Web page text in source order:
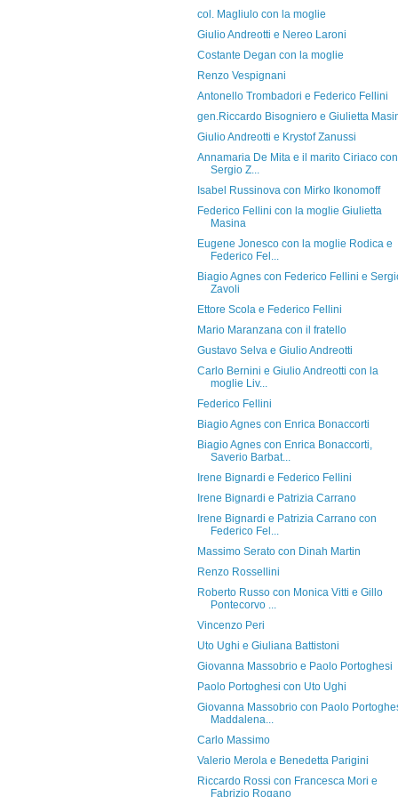
col. Magliulo con la moglie
Giulio Andreotti e Nereo Laroni
Costante Degan con la moglie
Renzo Vespignani
Antonello Trombadori e Federico Fellini
gen.Riccardo Bisogniero e Giulietta
Giulio Andreotti e Krystof Zanussi
Annamaria De Mita e il marito Ciriaco con
Sergio Z...
Isabel Russinova con Mirko Ikonomoff
Federico Fellini con la moglie Giulietta
Masina
Eugene Jonesco con la moglie Rodica e
Federico Fel...
Biagio Agnes con Federico Fellini e
Zavoli
Ettore Scola e Federico Fellini
Mario Maranzana con il fratello
Gustavo Selva e Giulio Andreotti
Carlo Bernini e Giulio Andreotti con la
moglie Liv...
Federico Fellini
Biagio Agnes con Enrica Bonaccorti
Biagio Agnes con Enrica Bonaccorti,
Saverio Barbat...
Irene Bignardi e Federico Fellini
Irene Bignardi e Patrizia Carrano
Irene Bignardi e Patrizia Carrano con
Federico Fel...
Massimo Serato con Dinah Martin
Renzo Rossellini
Roberto Russo con Monica Vitti e Gillo
Pontecorvo ...
Vincenzo Peri
Uto Ughi e Giuliana Battistoni
Giovanna Massobrio e Paolo Portoghesi
Paolo Portoghesi con Uto Ughi
Giovanna Massobrio con Paolo
Maddalena...
Carlo Massimo
Valerio Merola e Benedetta Parigini
Riccardo Rossi con Francesca Mori e
Fabrizio Rogano